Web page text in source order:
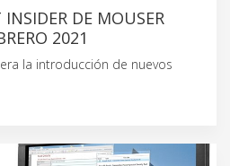
DE MOUSER
2021
la introducción de nuevos